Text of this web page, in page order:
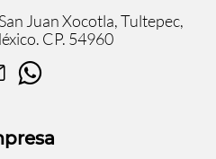
Juan Xocotla, Tultepec,
CP. 54960